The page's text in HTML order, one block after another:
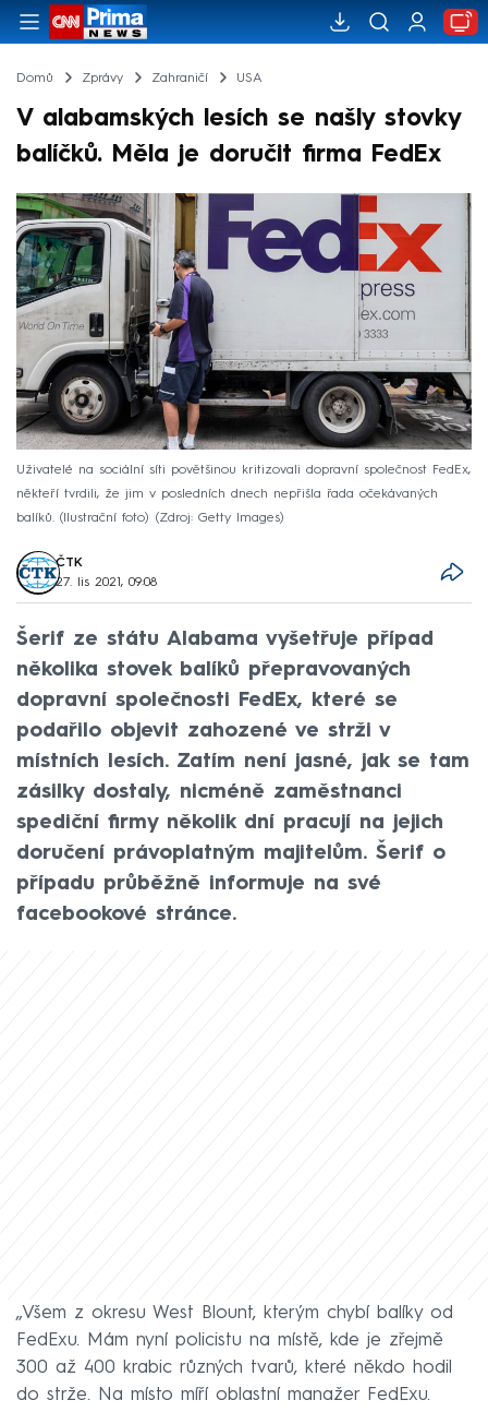
Domů Zprávy Zahraničí USA
V alabamských lesích se našly stovky
balíčků. Měla je doručit firma FedEx
Uživatelé na sociální síti povětšinou kritizovali dopravní společnost FedEx,
někteří tvrdili, že jim v posledních dnech nepřišla řada očekávaných
balíků. (Ilustrační foto)
Zdroj: Getty Images
ČTK
27. lis 2021, 09:08
Šerif ze státu Alabama vyšetřuje případ
několika stovek balíků přepravovaných
dopravní společnosti FedEx, které se
podařilo objevit zahozené ve strži v
místních lesích. Zatím není jasné, jak se tam
zásilky dostaly, nicméně zaměstnanci
spediční firmy několik dní pracují na jejich
doručení právoplatným majitelům. Šerif o
případu průběžně informuje na své
facebookové stránce.
„Všem z okresu West Blount, kterým chybí balíky od
FedExu. Mám nyní policistu na místě, kde je zřejmě
300 až 400 krabic různých tvarů, které někdo hodil
do strže. Na místo míří oblastní manažer FedExu.